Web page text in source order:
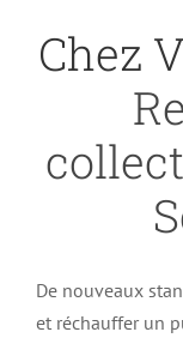
Chez
De nouveaux
et réchauffer un